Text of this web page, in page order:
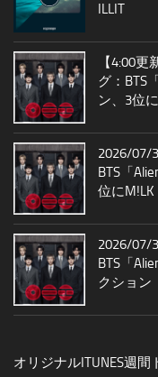
ILLIT
【4:00
グ：BTS
ン、3位
2026/07/
BTS「
位にM!LK
2026/07/
BTS「
クション
オリジナルITUNES週間